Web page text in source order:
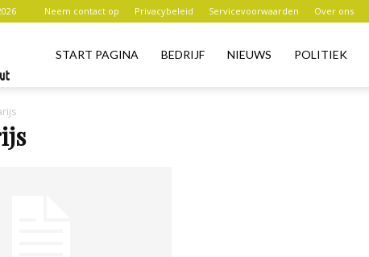
Neem contact op Privacybeleid Servicevoorwaarden Over ons
Nederlandse
Heraut
START PAGINA BEDRIJF NIEUWS POLITIEK